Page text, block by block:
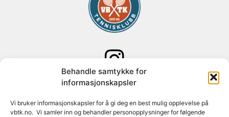
Behandle samtykke for
informasjonskapsler
Vi bruker informasjonskapsler for å gi deg en best mulig opplevelse på
vbtk.no. Vi samler inn og behandler personopplysninger for følgende
Følg oss på Instagram
Adresse: Paal Bergs vei 125
1348 Rykkinn